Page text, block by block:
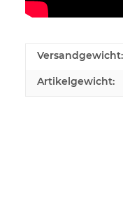
Versandgewicht:
Artikelgewicht: